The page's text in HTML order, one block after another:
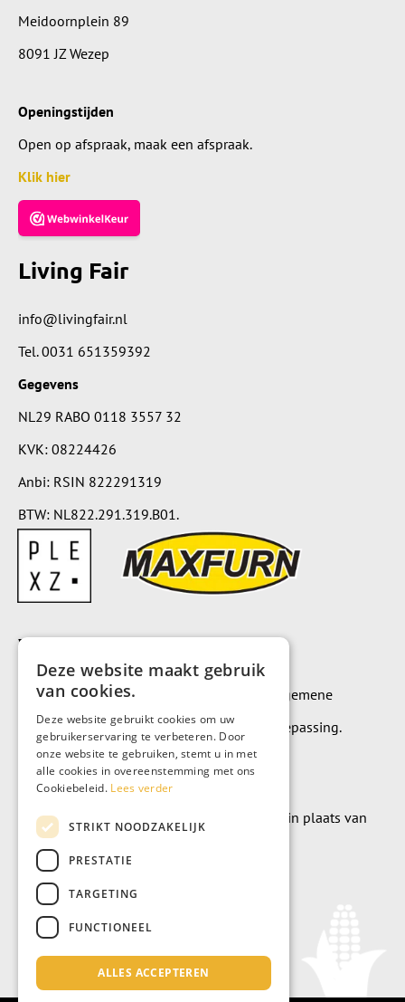
Meidoornplein 89
8091 JZ Wezep
Openingstijden
Open op afspraak, maak een afspraak.
Klik hier
Living Fair
info@livingfair.nl
Tel.0031 651359392
Gegevens
NL29 RABO 0118 3557 32
KVK: 08224426
Anbi: RSIN 822291319
BTW: NL822.291.319.B01.
Voorwaarden
Op alle leveringen en diensten zijn onze algemene
leverings- en betalingsvoorwaarden van toepassing.
Algemene voorwaarden
Wilt u geld doneren? Dat kan uiteraard ook in plaats van
meubels te kopen.
Doneer
Deze website maakt gebruik
van cookies.
Deze website gebruikt cookies om uw
gebruikerservaring te verbeteren. Door
onze website te gebruiken, stemt u in met
alle cookies in overeenstemming met ons
Cookiebeleid. Lees verder
STRIKT NOODZAKELIJK
PRESTATIE
TARGETING
FUNCTIONEEL
ALLES ACCEPTEREN